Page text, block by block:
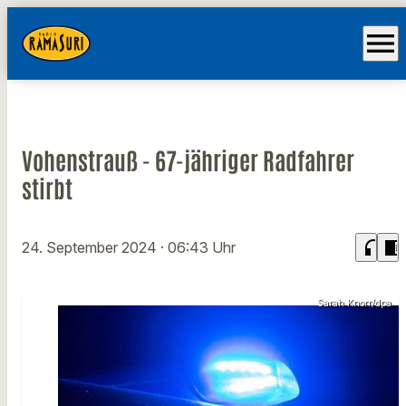
menu
Vohenstrauß - 67-jähriger Radfahrer
stirbt
24. September 2024 · 06:43 Uhr headphones chrome_reader_mode
Sarah Knorr/dpa